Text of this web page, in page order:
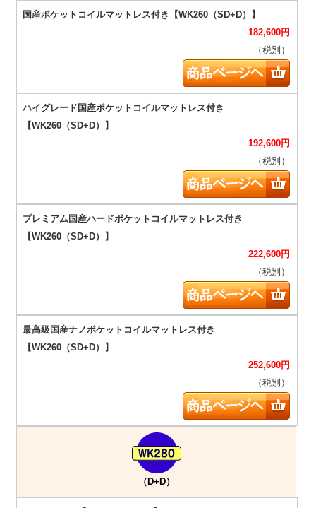
182,600円
（税別）
192,600円
（税別）
222,600円
（税別）
252,600円
（税別）
（D+D）